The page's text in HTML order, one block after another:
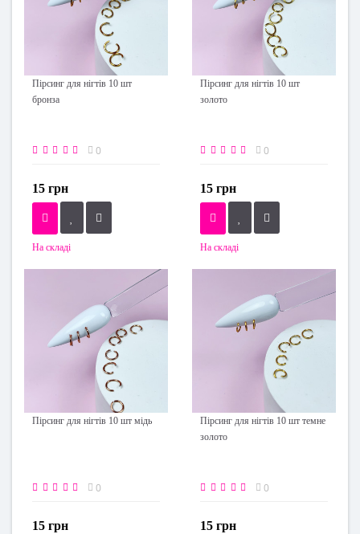
Пірсинг для нігтів 10 шт
бронза
0
15 грн
На складі
Пірсинг для нігтів 10 шт
золото
0
15 грн
На складі
Пірсинг для нігтів 10 шт мідь
0
15 грн
Пірсинг для нігтів 10 шт темне
золото
0
15 грн